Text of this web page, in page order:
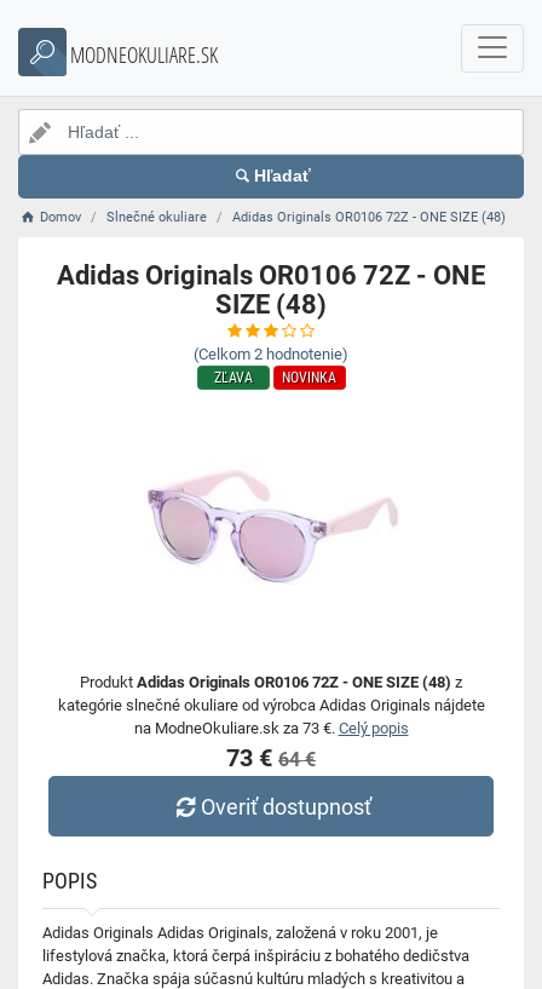
MODNEOKULIARE.SK
Hľadať
Domov Slnečné okuliare Adidas Originals OR0106 72Z - ONE SIZE (48)
Adidas Originals OR0106 72Z - ONE
SIZE (48)
(Celkom 2 hodnotenie)
ZĽAVA NOVINKA
Produkt Adidas Originals OR0106 72Z - ONE SIZE (48) z
kategórie slnečné okuliare od výrobca Adidas Originals nájdete
na ModneOkuliare.sk za 73 €. Celý popis
73 € 64 €
Overiť dostupnosť
POPIS
Adidas Originals Adidas Originals, založená v roku 2001, je
lifestylová značka, ktorá čerpá inšpiráciu z bohatého dedičstva
Adidas. Značka spája súčasnú kultúru mladých s kreativitou a